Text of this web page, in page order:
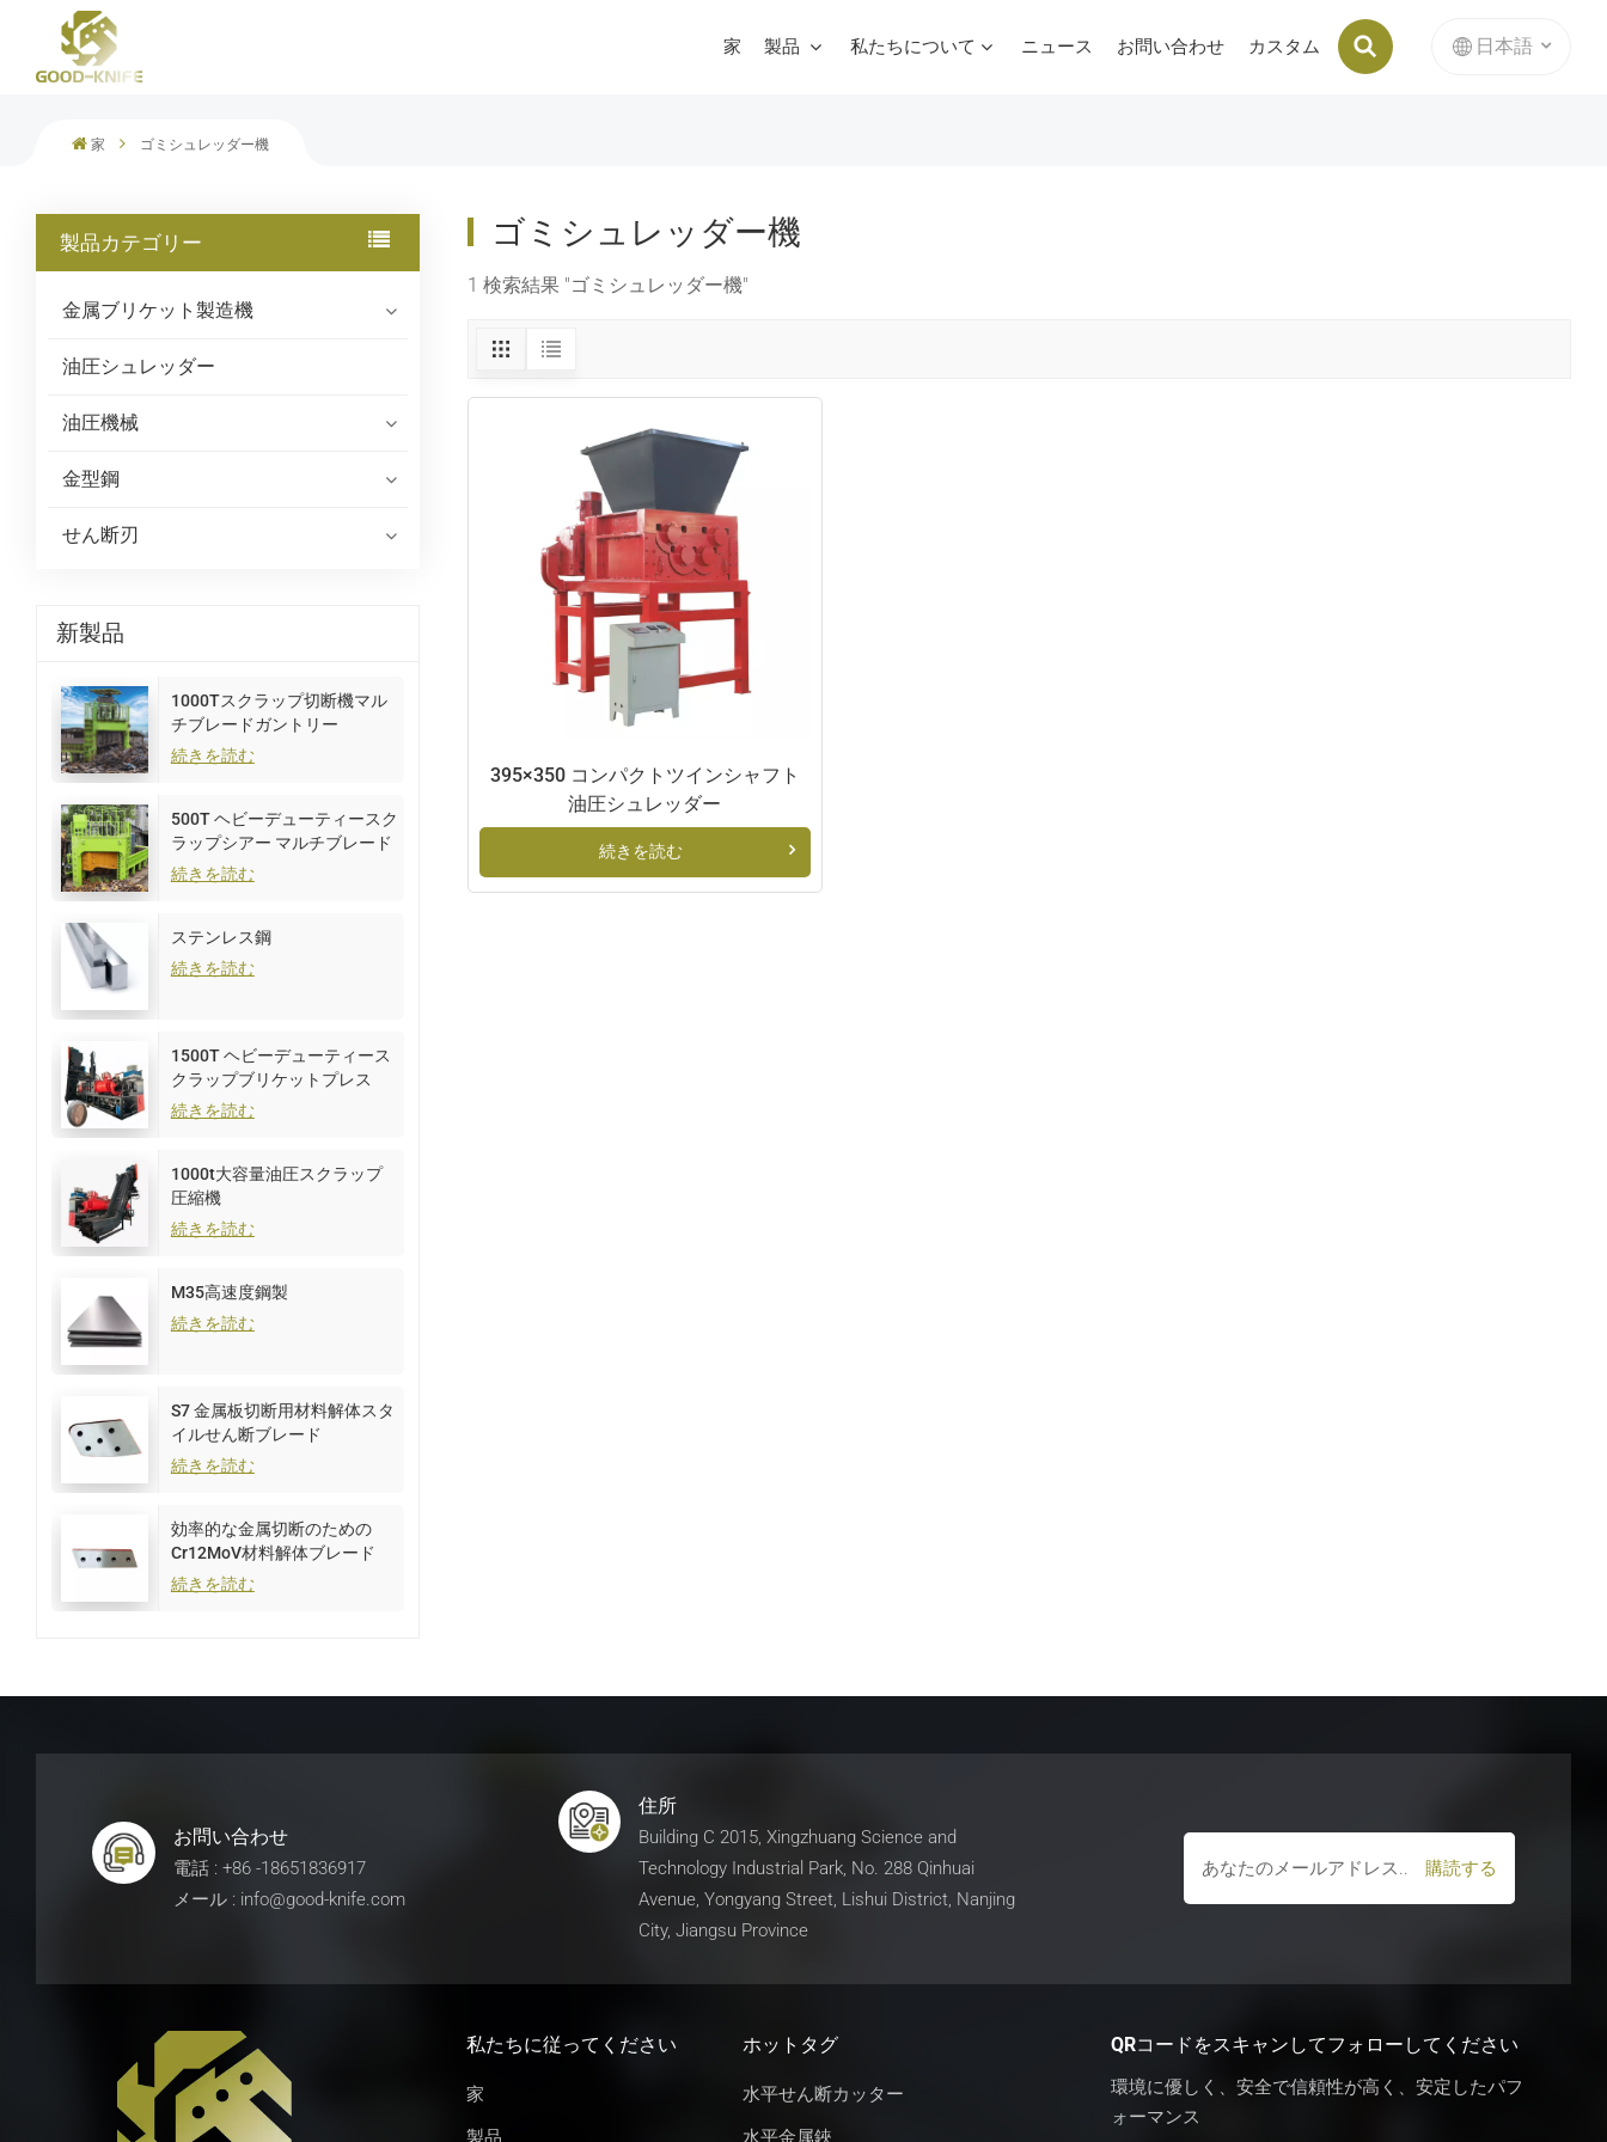
家 製品 私たちについて ニュース お問い合わせ カスタム 日本語
家 ゴミシュレッダー機
製品カテゴリー
金属ブリケット製造機
油圧シュレッダー
油圧機械
金型鋼
せん断刃
新製品
1000Tスクラップ切断機マル
チブレードガントリー
続きを読む
500T ヘビーデューティースク
ラップシアー マルチブレード
ガントリー
続きを読む
ステンレス鋼
続きを読む
1500T ヘビーデューティース
クラップブリケットプレス
続きを読む
1000t大容量油圧スクラップ
圧縮機
続きを読む
M35高速度鋼製
続きを読む
S7 金属板切断用材料解体スタ
イルせん断ブレード
続きを読む
効率的な金属切断のための
Cr12MoV材料解体ブレード
続きを読む
ゴミシュレッダー機
1 検索結果 "ゴミシュレッダー機"
395×350 コンパクトツインシャフト
油圧シュレッダー
続きを読む
お問い合わせ
電話 : +86 -18651836917
メール : info@good-knife.com
住所
Building C 2015, Xingzhuang Science and
Technology Industrial Park, No. 288 Qinhuai
Avenue, Yongyang Street, Lishui District, Nanjing
City, Jiangsu Province
私たちに従ってください
家
製品
ホットタグ
水平せん断カッター
水平金属鋏
QRコードをスキャンしてフォローしてください
環境に優しく、安全で信頼性が高く、安定したパフ
ォーマンス